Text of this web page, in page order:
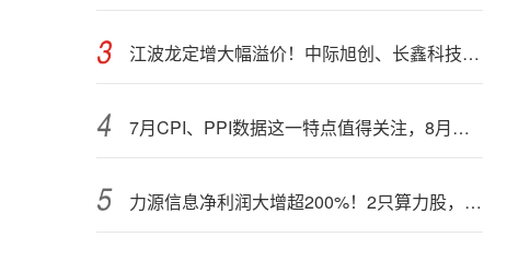
江波龙定增大幅溢价！中际旭创、长鑫科技重磅来袭！影响一周市场的十大消息
7月CPI、PPI数据这一特点值得关注，8月走势会如何？
力源信息净利润大增超200%！2只算力股，最新公告！